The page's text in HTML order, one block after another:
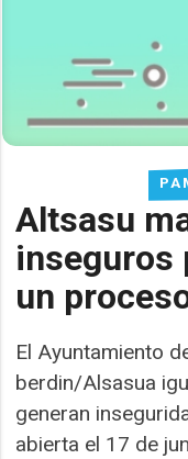
Altsasu
inseguros
un
El Ayuntamiento
berdin/Alsasua
generan
abierta el 17 de